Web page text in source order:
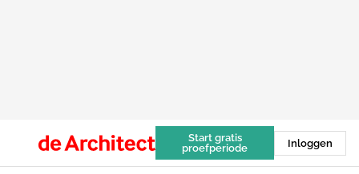
Start gratis
proefperiode
Inloggen